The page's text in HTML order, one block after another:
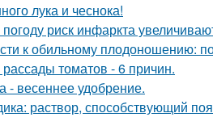
лука и чеснока!
риск инфаркта
к обильному плодоношению:
томатов - 6 причин.
- весеннее удобрение.
раствор, способствующий